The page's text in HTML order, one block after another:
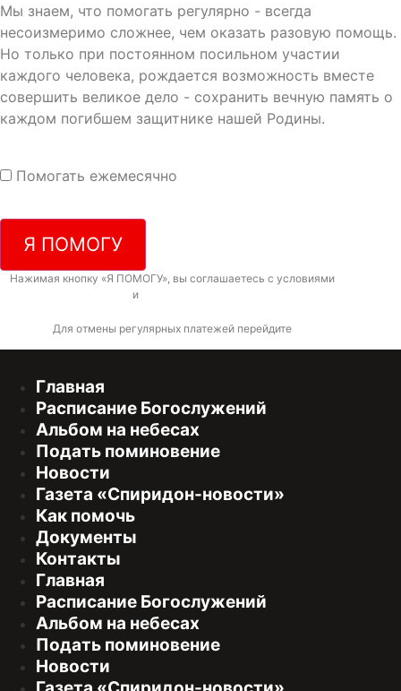
Мы знаем, что помогать регулярно - всегда
несоизмеримо сложнее, чем оказать разовую помощь.
Но только при постоянном посильном участии
каждого человека, рождается возможность вместе
совершить великое дело - сохранить вечную память о
каждом погибшем защитнике нашей Родины.
Помогать ежемесячно
Я ПОМОГУ
Нажимая кнопку «Я ПОМОГУ», вы соглашаетесь с условиями
и
Для отмены регулярных платежей перейдите
Главная
Расписание Богослужений
Альбом на небесах
Подать поминовение
Новости
Газета «Спиридон-новости»
Как помочь
Документы
Контакты
Главная
Расписание Богослужений
Альбом на небесах
Подать поминовение
Новости